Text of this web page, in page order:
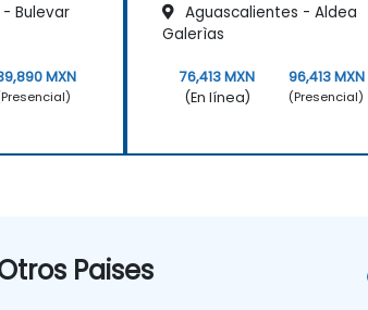
Bulevar
MXN
Aguascalientes - Aldea
Galerìas
76,413 MXN
(En línea)
96,413 MXN
(Presencial)
Paises